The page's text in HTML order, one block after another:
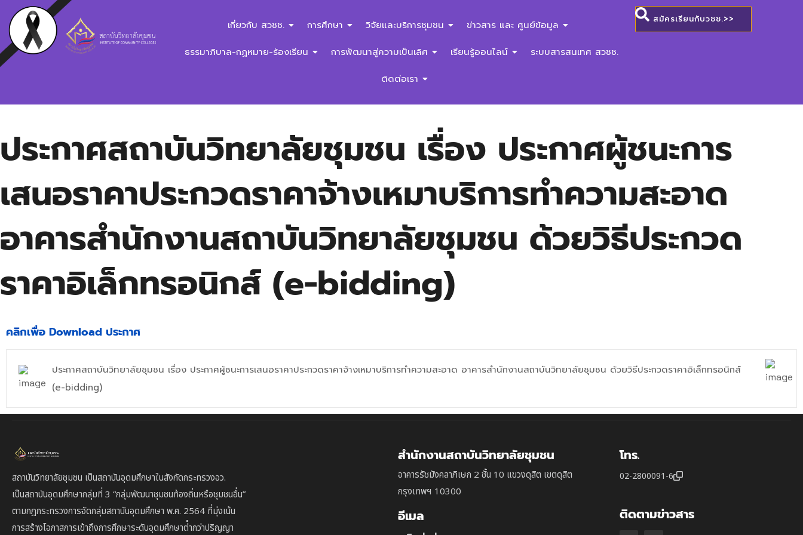
เกี่ยวกับ สวชช. การศึกษา วิจัยและบริการชุมชน ข่าวสาร และ ศูนย์ข้อมูล
ธรรมาภิบาล-กฏหมาย-ร้องเรียน การพัฒนาสู่ความเป็นเลิศ เรียนรู้ออนไลน์ ระบบสารสนเทศ สวชช.
ติดต่อเรา
สมัครเรียนกับวชช.>>
ประกาศสถาบันวิทยาลัยชุมชน เรื่อง ประกาศผู้ชนะการ
เสนอราคาประกวดราคาจ้างเหมาบริการทำความสะอาด
อาคารสำนักงานสถาบันวิทยาลัยชุมชน ด้วยวิธีประกวด
ราคาอิเล็กทรอนิกส์ (e-bidding)
คลิกเพื่อ Download ประกาศ
ประกาศสถาบันวิทยาลัยชุมชน เรื่อง ประกาศผู้ชนะการเสนอราคาประกวดราคาจ้างเหมาบริการทำความสะอาด อาคารสำนักงานสถาบันวิทยาลัยชุมชน ด้วยวิธีประกวดราคาอิเล็กทรอนิกส์
(e-bidding)
สถาบันวิทยาลัยชุมชน เป็นสถาบันอุดมศึกษาในสังกัดกระทรวงอว.
เป็นสถาบันอุดมศึกษากลุ่มที่ 3 “กลุ่มพัฒนาชุมชนท้องถิ่นหรือชุมชนอื่น”
ตามกฎกระทรวงการจัดกลุ่มสถาบันอุดมศึกษา พ.ศ. 2564 ที่มุ่งเน้น
การสร้างโอกาสการเข้าถึงการศึกษาระดับอุดมศึกษาต่ํากว่าปริญญา
สำนักงานสถาบันวิทยาลัยชุมชน
อาคารรัชมังคลาภิเษก 2 ชั้น 10 แขวงดุสิต เขตดุสิต
กรุงเทพฯ 10300
อีเมล
โทร.
02-2800091-6
ติดตามข่าวสาร